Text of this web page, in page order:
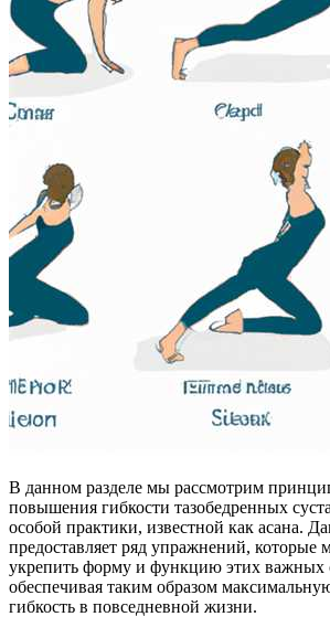
В данном разделе мы рассмотрим
повышения гибкости тазобедренных
особой практики, известной как асана.
предоставляет ряд упражнений, которые
укрепить форму и функцию этих важных
обеспечивая таким образом
гибкость в повседневной жизни.